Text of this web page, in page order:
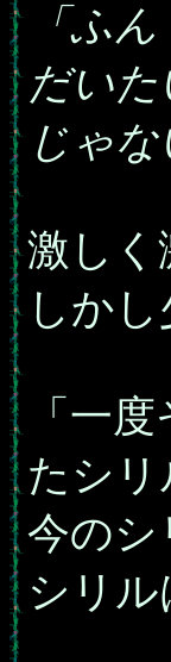
「ふ
だい
じゃな
激しく
しか
「一
たシ
今のシ
シリ